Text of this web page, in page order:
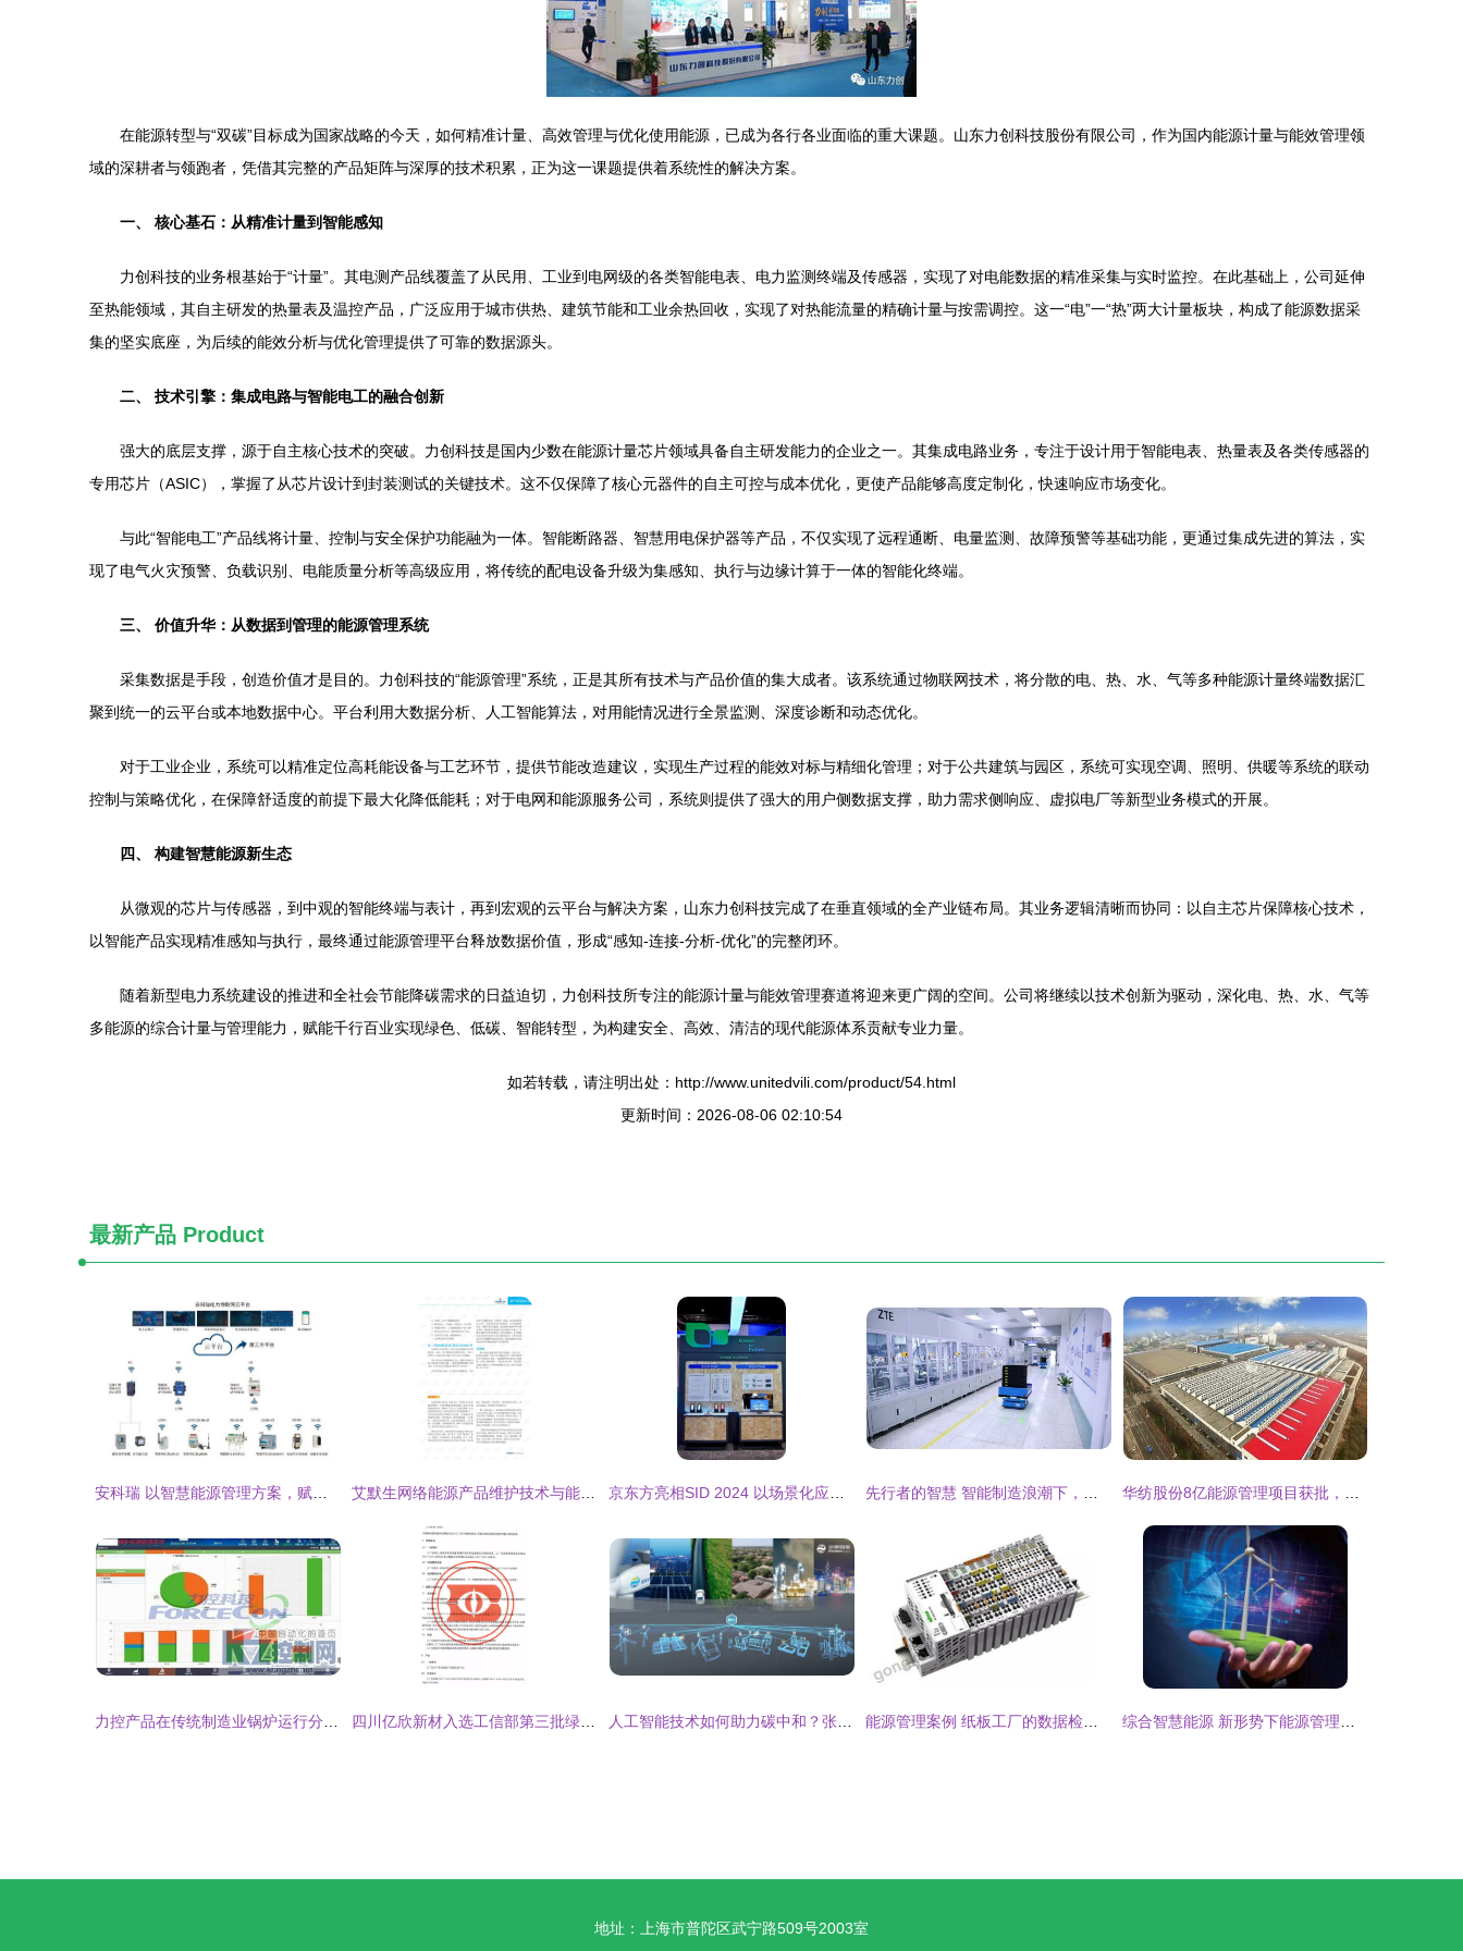
在能源转型与“双碳”目标成为国家战略的今天，如何精准计量、高效管理与优化使用能源，已成为各行各业面临的重大课题。山东力创科技股份有限公司，作为国内能源计量与能效管理领
域的深耕者与领跑者，凭借其完整的产品矩阵与深厚的技术积累，正为这一课题提供着系统性的解决方案。
一、 核心基石：从精准计量到智能感知
力创科技的业务根基始于“计量”。其电测产品线覆盖了从民用、工业到电网级的各类智能电表、电力监测终端及传感器，实现了对电能数据的精准采集与实时监控。在此基础上，公司延伸
至热能领域，其自主研发的热量表及温控产品，广泛应用于城市供热、建筑节能和工业余热回收，实现了对热能流量的精确计量与按需调控。这一“电”一“热”两大计量板块，构成了能源数据采
集的坚实底座，为后续的能效分析与优化管理提供了可靠的数据源头。
二、 技术引擎：集成电路与智能电工的融合创新
强大的底层支撑，源于自主核心技术的突破。力创科技是国内少数在能源计量芯片领域具备自主研发能力的企业之一。其集成电路业务，专注于设计用于智能电表、热量表及各类传感器的
专用芯片（ASIC），掌握了从芯片设计到封装测试的关键技术。这不仅保障了核心元器件的自主可控与成本优化，更使产品能够高度定制化，快速响应市场变化。
与此“智能电工”产品线将计量、控制与安全保护功能融为一体。智能断路器、智慧用电保护器等产品，不仅实现了远程通断、电量监测、故障预警等基础功能，更通过集成先进的算法，实
现了电气火灾预警、负载识别、电能质量分析等高级应用，将传统的配电设备升级为集感知、执行与边缘计算于一体的智能化终端。
三、 价值升华：从数据到管理的能源管理系统
采集数据是手段，创造价值才是目的。力创科技的“能源管理”系统，正是其所有技术与产品价值的集大成者。该系统通过物联网技术，将分散的电、热、水、气等多种能源计量终端数据汇
聚到统一的云平台或本地数据中心。平台利用大数据分析、人工智能算法，对用能情况进行全景监测、深度诊断和动态优化。
对于工业企业，系统可以精准定位高耗能设备与工艺环节，提供节能改造建议，实现生产过程的能效对标与精细化管理；对于公共建筑与园区，系统可实现空调、照明、供暖等系统的联动
控制与策略优化，在保障舒适度的前提下最大化降低能耗；对于电网和能源服务公司，系统则提供了强大的用户侧数据支撑，助力需求侧响应、虚拟电厂等新型业务模式的开展。
四、 构建智慧能源新生态
从微观的芯片与传感器，到中观的智能终端与表计，再到宏观的云平台与解决方案，山东力创科技完成了在垂直领域的全产业链布局。其业务逻辑清晰而协同：以自主芯片保障核心技术，
以智能产品实现精准感知与执行，最终通过能源管理平台释放数据价值，形成“感知-连接-分析-优化”的完整闭环。
随着新型电力系统建设的推进和全社会节能降碳需求的日益迫切，力创科技所专注的能源计量与能效管理赛道将迎来更广阔的空间。公司将继续以技术创新为驱动，深化电、热、水、气等
多能源的综合计量与管理能力，赋能千行百业实现绿色、低碳、智能转型，为构建安全、高效、清洁的现代能源体系贡献专业力量。
如若转载，请注明出处：http://www.unitedvili.com/product/54.html
更新时间：2026-08-06 02:10:54
最新产品 Product
地址：上海市普陀区武宁路509号2003室